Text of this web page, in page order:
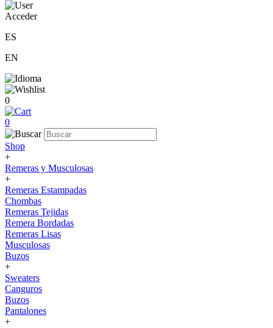
Acceder
ES
EN
0
0
Shop
+
Remeras y Musculosas
+
Remeras Estampadas
Chombas
Remeras Tejidas
Remera Bordadas
Remeras Lisas
Musculosas
Buzos
+
Sweaters
Canguros
Buzos
Pantalones
+